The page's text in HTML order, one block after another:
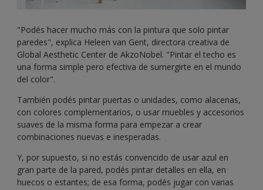
"Podés hacer mucho más con la pintura que solo pintar
paredes", explica Heleen van Gent, directora creativa de
Global Aesthetic Center de AkzoNobel. "Pintar el techo es
una forma simple pero efectiva de sumergirte en el mundo
del color".
También podés pintar puertas o unidades, como alacenas,
con colores complementarios, o usar muebles y accesorios
suaves de la misma forma para empezar a crear
combinaciones nuevas e inesperadas.
Y, por supuesto, si no estás convencido de usar azul en
gran parte de la pared, podés pintar detalles en ella, en
huecos o estantes; de esa forma, podés jugar con varias